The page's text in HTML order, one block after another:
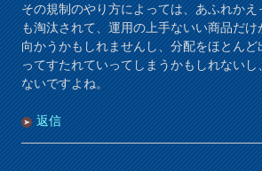
その規制のやり方によっては、あふれか
も淘汰されて、運用の上手ないい商品だ
向かうかもしれませんし、分配をほとん
ってすたれていってしまうかもしれない
ないですよね。
返信